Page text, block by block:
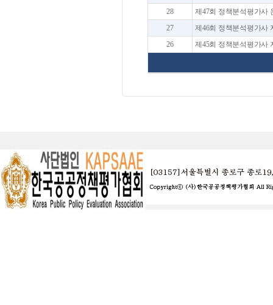
28
제47회 정책분석평가사
27
제46회 정책분석평가사
26
제45회 정책분석평가사